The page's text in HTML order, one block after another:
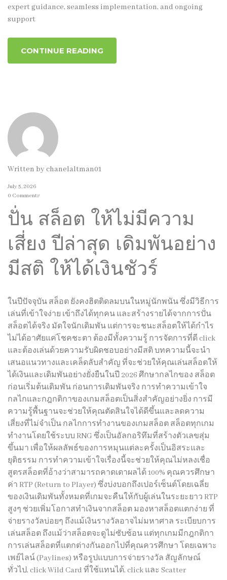
expert guidance, seamless implementation, and ongoing
support
CONTINUE READING
Written bychanelaltman01
July 5, 2026
0 Comments
ปั่น สล็อต ให้ไม่มีความ
เสี่ยง ปีล่าสุด เดิมพันอย่าง
มีสติ ให้ได้เงินชัวร์
ในปีปัจจุบัน สล็อต ยังคงฮิตติดลมบนในหมู่นักพนัน ซึ่งมีวิธีการ
เล่นที่เข้าใจง่าย เข้าถึงได้ทุกคน และสร้างรายได้จากการปั่น
สล็อตได้จริง มัดใจนักเดิมพัน แต่การจะชนะสล็อตให้ได้กำไร
ไม่ได้อาศัยแค่โชคชะตา ต้องมีทั้งความรู้ การจัดการที่ดี click
และต้องเล่นด้วยความรับผิดชอบอย่างมีสติ บทความนี้จะนำ
เสนอแนวทางและเคล็ดลับสำคัญ ที่จะช่วยให้คุณเล่นสล็อตให้
ได้เงินและเดิมพันอย่างยั่งยืนในปี 2026 ศึกษากลไกของ สล็อต
ก่อนเริ่มต้นเดิมพัน ก่อนการเดิมพันจริง การทำความเข้าใจ
กลไกและกฎกติกาของเกมสล็อตเป็นสิ่งสำคัญอย่างยิ่ง การมี
ความรู้พื้นฐานจะช่วยให้คุณตัดสินใจได้ดีขึ้นและลดความ
เสี่ยงที่ไม่จำเป็น กลไกการทำงานของเกมสล็อต สล็อตทุกเกม
ทำงานโดยใช้ระบบ RNG ซึ่งเป็นอัลกอริทึมที่สร้างตัวเลขสุ่ม
ขึ้นมา เพื่อให้ผลลัพธ์ของการหมุนแต่ละครั้งเป็นอิสระและ
ยุติธรรม การทำความเข้าใจเรื่องนี้จะช่วยให้คุณไม่หลงเชื่อ
สูตรสล็อตที่อ้างว่าสามารถคาดเดาผลได้ 100% คุณควรศึกษา
ค่า RTP (Return to Player) ซึ่งบ่งบอกถึงเปอร์เซ็นต์โดยเฉลี่ย
ของเงินเดิมพันทั้งหมดที่เกมจะคืนให้กับผู้เล่นในระยะยาว RTP
สูงๆ ช่วยเพิ่มโอกาสทำเงินจากสล็อต มองหาสล็อตแตกง่าย ที่
จ่ายรางวัลบ่อยๆ ถึงแม้เงินรางวัลอาจไม่มหาศาล ระเบียบการ
เล่นสล็อต ถึงแม้ว่าสล็อตจะดูไม่ซับซ้อน แต่ทุกเกมมีกฎกติกา
การเล่นสล็อตที่แตกต่างกันออกไปที่คุณควรศึกษา โดยเฉพาะ
เพย์ไลน์ (Paylines) หรือรูปแบบการจ่ายรางวัล สัญลักษณ์
ทั่วไป, click Wild Card ที่ใช้แทนได้, click และ Scatter